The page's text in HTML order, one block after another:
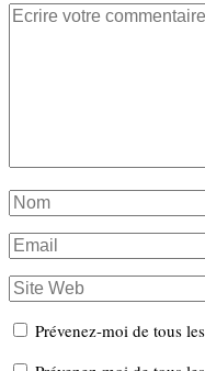
Prévenez-moi de tous